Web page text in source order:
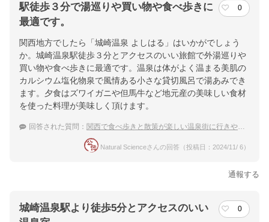
駅徒歩３分で湯巡りや買い物や食べ歩きに
最適です。
0
関西地方でしたら「城崎温泉 よしはる」はいかがでしょう
か。城崎温泉駅徒歩３分とアクセスのいい旅館で外湯巡りや
買い物や食べ歩きに最適です。温泉は体がよく温まる美肌の
カルシウム塩化物泉で風情ある小さな貸切風呂で湯あみでき
ます。夕食はズワイガニや但馬牛など地元産の美味しい食材
を使った料理が美味しく頂けます。
回答された質問： 関西で食べ歩きと散策が楽しい温泉街に行きやすい宿は？
Natural Scienceさんの回答（投稿日：2024/11/ 6）
通報する
城崎温泉駅より徒歩5分とアクセスのいい
0